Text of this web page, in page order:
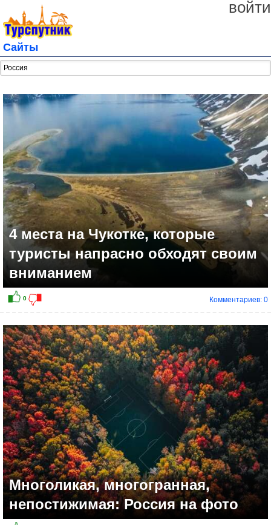
войти
Сайты
4 места на Чукотке, которые
туристы напрасно обходят своим
вниманием
Комментариев: 0
Многоликая, многогранная,
непостижимая: Россия на фото